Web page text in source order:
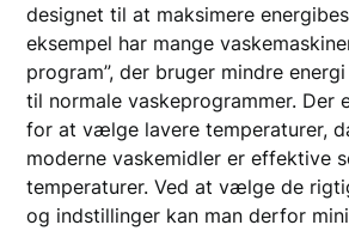
designet til at maksimere
eksempel har mange
program”, der bruger mindre
til normale vaskeprogrammer. Der
for at vælge lavere temperaturer,
moderne vaskemidler er effektive
temperaturer. Ved at vælge de
og indstillinger kan man derfor